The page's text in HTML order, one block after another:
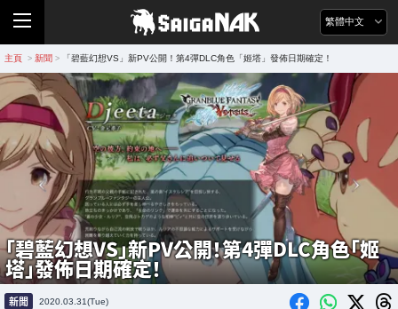
繁體中文
主頁 > 新聞 > 「碧藍幻想VS」新PV公開！第4彈DLC角色「姬塔」發佈日期確定！
「碧藍幻想VS」新PV公開！第4彈DLC角色「姬
塔」發佈日期確定！
新聞 2020.03.31(Tue)